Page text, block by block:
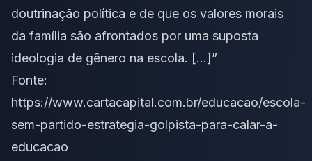
doutrinação política e de que os valores morais
da família são afrontados por uma suposta
ideologia de gênero na escola. […]”
Fonte:
https://www.cartacapital.com.br/educacao/escola-
sem-partido-estrategia-golpista-para-calar-a-
educacao